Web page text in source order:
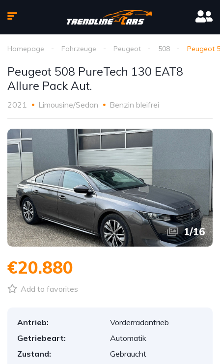
Homepage Fahrzeuge Peugeot 508 Peugeot
Peugeot 508 PureTech 130 EAT8
Allure Pack Aut.
2021 Limousine/Sedan Benzin bleifrei
1/16
€20.880
Add to favorites
Antrieb:
Vorderradantrieb
Getriebeart:
Automatik
Zustand:
Gebraucht